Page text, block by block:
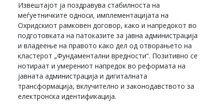
Извештајот ја поздравува стабилноста на
меѓуетничките односи, имплементацијата на
Охридскиот рамковен договор, како и напредокот во
подготовката на патоказите за јавна администрација
и владеење на правото како дел од отворањето на
кластерот „Фундаментални вредности“. Позитивно се
нотираат и умерениот напредок во реформата на
јавната администрација и дигиталната
трансформација, вклучително и законодавството за
електронска идентификација.